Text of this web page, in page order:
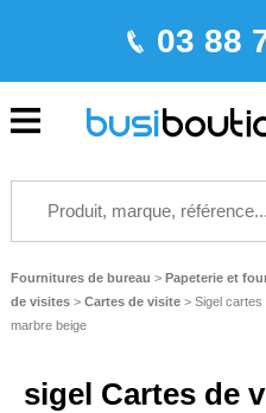
03 88
Fournitures de bureau > Papeterie et
de visites > Cartes de visite> Sigel cartes
marbre beige
sigel Cartes de